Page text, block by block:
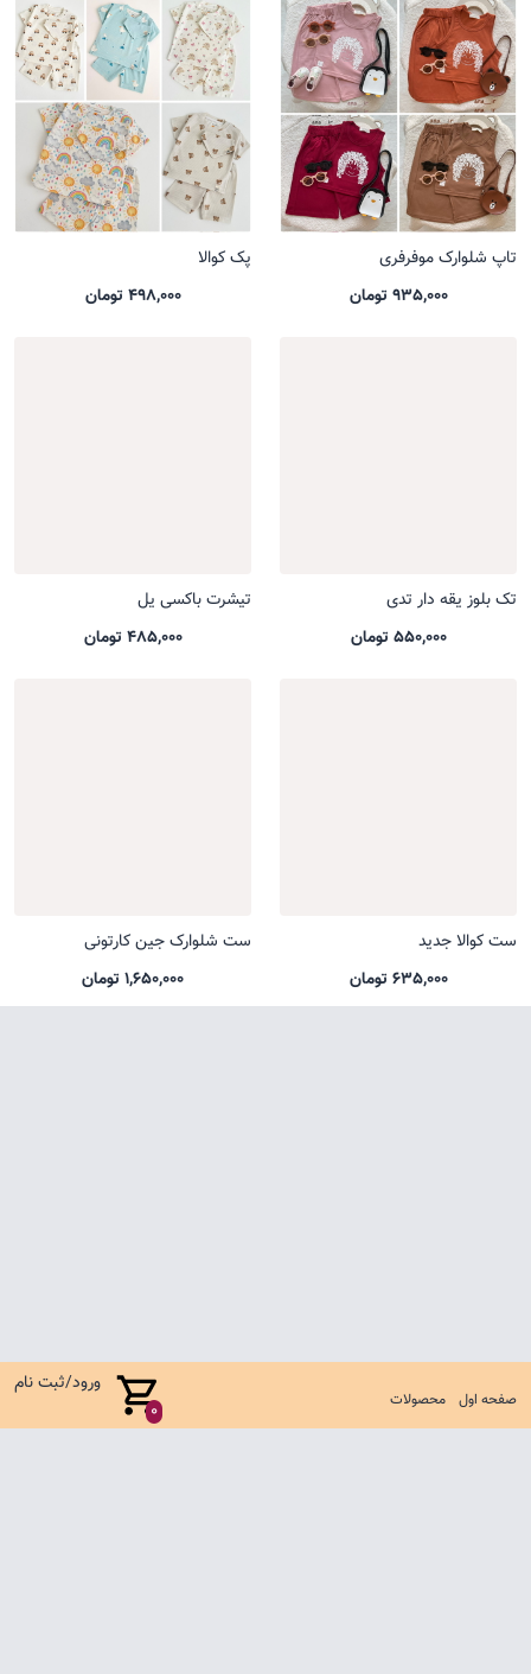
صفحه اول محصولات 0
ورود/ثبت نام
تاپ شلوارک موفرفری
935,000 تومان
پک کوالا
498,000 تومان
تک بلوز یقه دار تدی
550,000 تومان
تیشرت باکسی یل
485,000 تومان
ست کوالا جدید
635,000 تومان
ست شلوارک جین کارتونی
1,650,000 تومان